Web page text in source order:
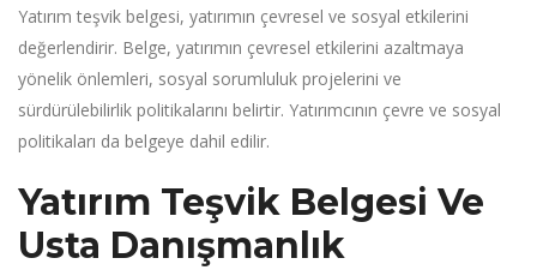
Yatırım teşvik belgesi, yatırımın çevresel ve sosyal etkilerini
değerlendirir. Belge, yatırımın çevresel etkilerini azaltmaya
yönelik önlemleri, sosyal sorumluluk projelerini ve
sürdürülebilirlik politikalarını belirtir. Yatırımcının çevre ve sosyal
politikaları da belgeye dahil edilir.
Yatırım Teşvik Belgesi Ve
Usta Danışmanlık